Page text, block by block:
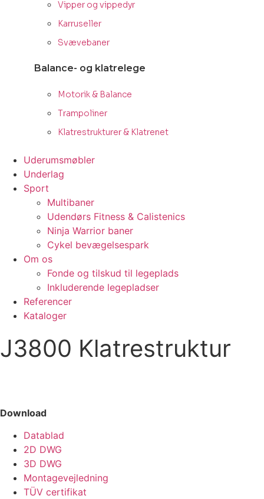
Vipper og vippedyr
Karruseller
Svævebaner
Balance- og klatrelege
Motorik & Balance
Trampoliner
Klatrestrukturer & Klatrenet
Uderumsmøbler
Underlag
Sport
Multibaner
Udendørs Fitness & Calistenics
Ninja Warrior baner
Cykel bevægelsespark
Om os
Fonde og tilskud til legeplads
Inkluderende legepladser
Referencer
Kataloger
J3800 Klatrestruktur
Download
Datablad
2D DWG
3D DWG
Montagevejledning
TÜV certifikat